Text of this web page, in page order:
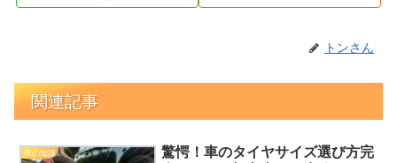
トンさん
関連記事
車の知識
驚愕！車のタイヤサイズ選び方完